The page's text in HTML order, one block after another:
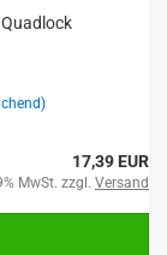
17,39 EUR
MwSt. zzgl. Versand